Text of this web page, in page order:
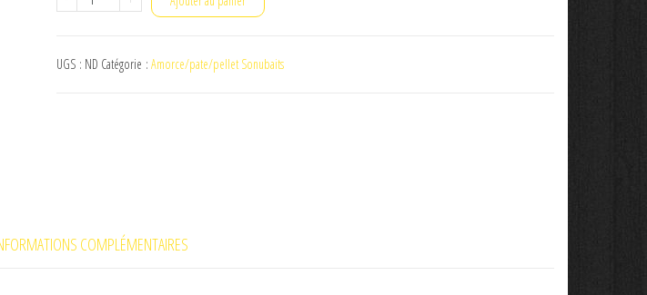
liquid
UGS : ND Catégorie : Amorce/pate/pellet Sonubaits
COMPLÉMENTAIRES